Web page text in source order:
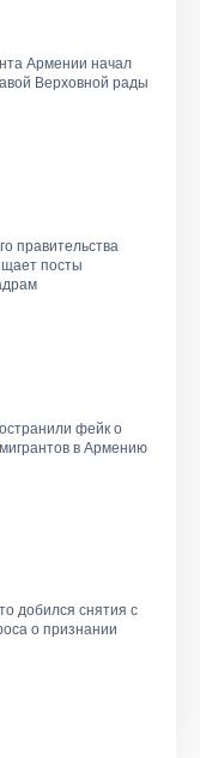
Армении начал
Верховной рады
правительства
посты
фейк о
в Армению
добился снятия с
о признании